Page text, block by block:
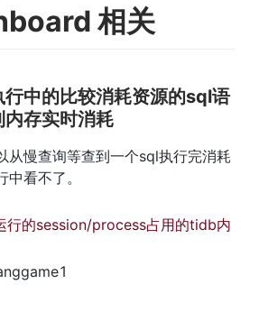
相关
中的比较消耗资源的sql语
存实时消耗
从慢查询等查到一个sql执行完消耗
看不了。
行的session/process占用的tidb内